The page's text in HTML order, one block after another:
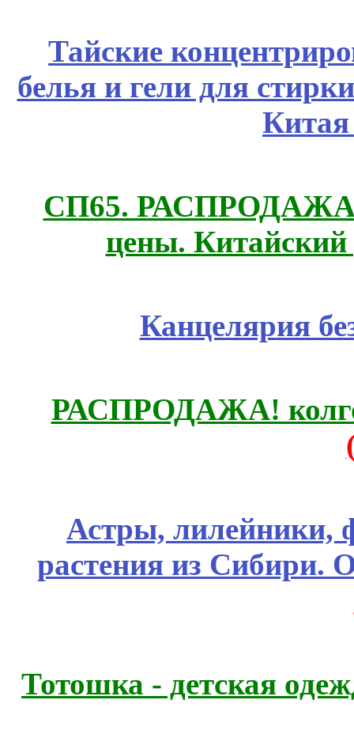
Тайские
белья и гели для
СП65. РАСПРОДАЖА!
цены.
Канцелярия
РАСПРОДАЖА!
Астры, лилейники,
растения из Сибири.
Тотошка - детская